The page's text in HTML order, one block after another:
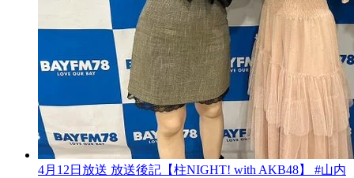
4月12日放送 放送後記【柱NIGHT! with AKB48】 #山内